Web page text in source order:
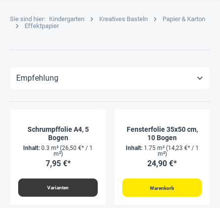
Sie sind hier: Kindergarten Kreatives Basteln
Papier & Karton
Effektpapier
Schrumpffolie A4, 5
Bogen
Inhalt: 0.3 m² (26,50 €* / 1
m²)
7,95 €*
Varianten
Fensterfolie 35x50 cm,
10 Bogen
Inhalt: 1.75 m² (14,23 €* / 1
m²)
24,90 €*
Warenkorb